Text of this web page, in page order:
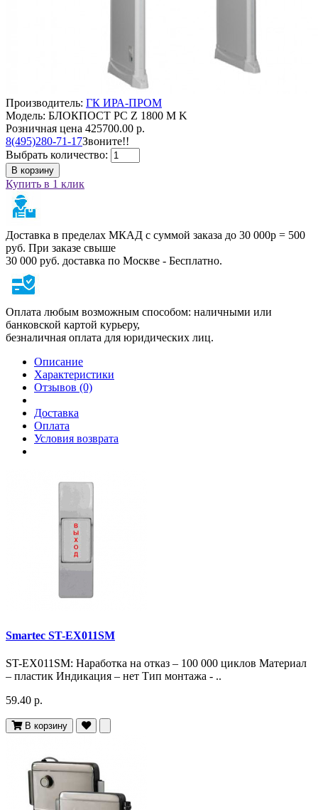
Производитель: ГК ИРА-ПРОМ
Модель: БЛОКПОСТ PC Z 1800 M K
Розничная цена 425700.00 р.
8(495)280-71-17Звоните!!
Выбрать количество:
В корзину
Купить в 1 клик
Доставка в пределах МКАД с суммой заказа до 30 000р = 500
руб. При заказе свыше
30 000 руб. доставка по Москве - Бесплатно.
Оплата любым возможным способом: наличными или
банковской картой курьеру,
безналичная оплата для юридических лиц.
Описание
Характеристики
Отзывов (0)
Доставка
Оплата
Условия возврата
Smartec ST-EX011SM
ST-EX011SM: Наработка на отказ – 100 000 циклов Материал
– пластик Индикация – нет Тип монтажа - ..
59.40 р.
В корзину